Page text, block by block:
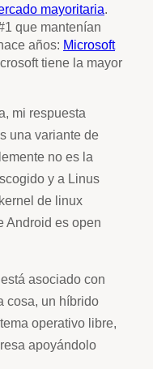
mayoritaria
que mantenían
años: Microsoft
tiene la mayor
mi respuesta
una variante de
no es la
y a Linus
de linux
Android es open
asociado con
cosa, un híbrido
operativo libre,
apoyándolo